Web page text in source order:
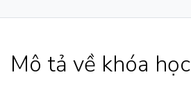
Mô tả về khóa học